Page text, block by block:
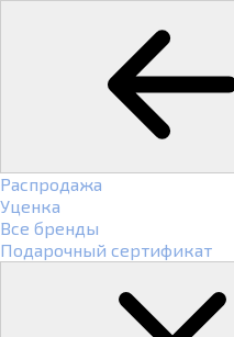
Распродажа
Уценка
Все бренды
Подарочный сертификат